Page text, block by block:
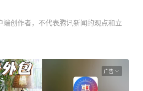
端创作者，不代表腾讯新闻的观点和立
广告